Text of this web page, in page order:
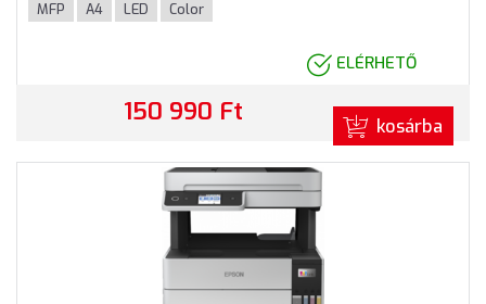
MFP A4 LED Color
ELÉRHETŐ
150 990 Ft kosárba